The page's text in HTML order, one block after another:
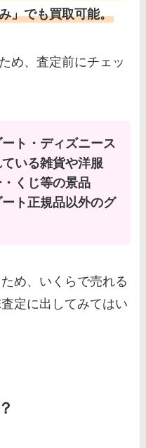
」でも買取可能。
め、査定前にチェッ
ト・ディズニース
いる雑貨や洋服
くじ等の景品
ト正規品以外のグ
め、いくらで売れる
定に出してみてはい